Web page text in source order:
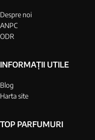
Despre noi
ANPC
ODR
INFORMAȚII UTILE
Blog
Harta site
TOP PARFUMURI